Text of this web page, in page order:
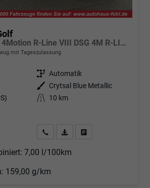
2.0 TSI 150 kW 4Motion R-Line VIII DSG 4M R-LINE, LED-Plus, 18-Zoll, Side, Kamera, Winter, 3 J.-Garantie
mit Tageszulassung
Getriebe Automatik
Außenfarbe
Crytsal Blue Metallic
Kilometerstand
10 km
Angebot anfordern
Fahrzeugexpose (PDF)
7,00 l/100km
159,00 g/km